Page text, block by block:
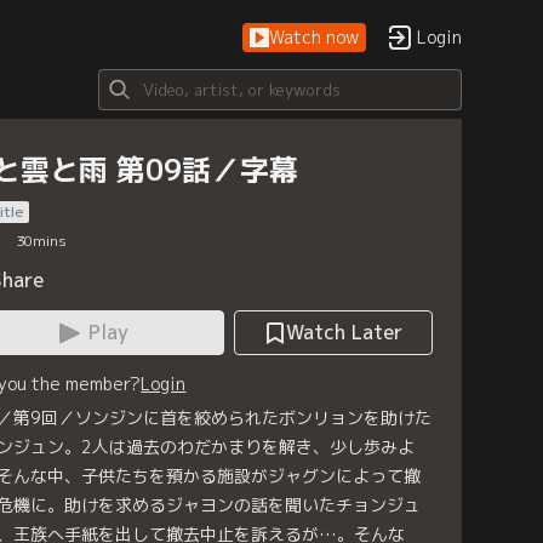
Watch now Login
雲と雨 第09話／字幕
30mins
Play
Watch Later
the member?Login
第9回／ソンジンに首を絞められたボンリョンを助けた
ジュン。2人は過去のわだかまりを解き、少し歩みよ
んな中、子供たちを預かる施設がジャグンによって撤
機に。助けを求めるジャヨンの話を聞いたチョンジュ
王族へ手紙を出して撤去中止を訴えるが…。そんな